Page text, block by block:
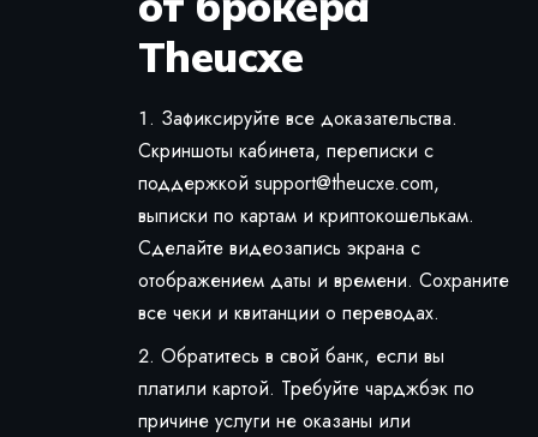
Theucxe
Зафиксируйте все доказательства.
Скриншоты кабинета, переписки с
поддержкой support@theucxe.com,
выписки по картам и криптокошелькам.
Сделайте видеозапись экрана с
отображением даты и времени. Сохраните
все чеки и квитанции о переводах.
Обратитесь в свой банк, если вы
платили картой. Требуйте чарджбэк по
причине услуги не оказаны или